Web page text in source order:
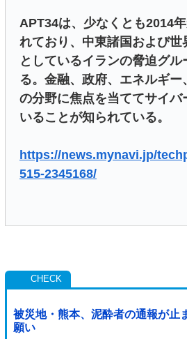
APT34は、少なくとも2014
れており、中東諸国および世
としているイランの脅迫グ
る。金融、政府、エネルギ
の分野に焦点を当ててサイバ
いることが知られている。
https://news.mynavi.jp/
515-2345168/
被災地・熊本、泥酔者の通報が止
願い